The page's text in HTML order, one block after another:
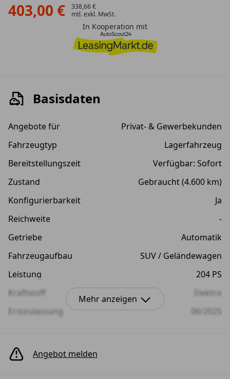
403,00 €
338,66 €
mtl. exkl. MwSt.
In Kooperation mit
Basisdaten
Angebote für
Privat- & Gewerbekunden
Fahrzeugtyp
Lagerfahrzeug
Bereitstellungszeit
Verfügbar: Sofort
Zustand
Gebraucht (4.600 km)
Konfigurierbarkeit
Ja
Reichweite
-
Getriebe
Automatik
Fahrzeugaufbau
SUV / Geländewagen
Leistung
204 PS
Kraftstoff
Elektro
Erstzulassung
06/2025
Anzahl der Türen
Mehr anzeigen
Angebot melden